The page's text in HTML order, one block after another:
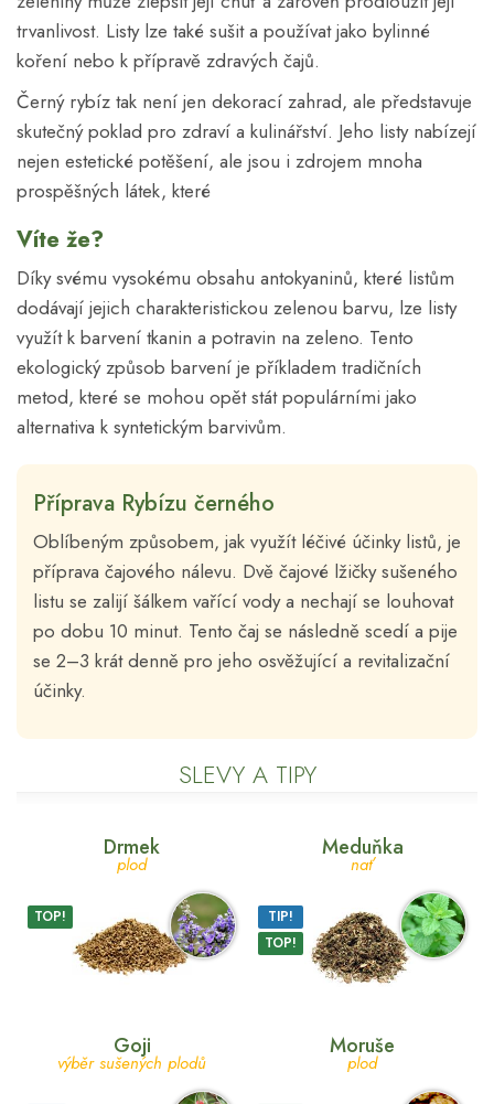
trvanlivost. Listy lze také sušit a používat jako bylinné
koření nebo k přípravě zdravých čajů.
Černý rybíz tak není jen dekorací zahrad, ale představuje
skutečný poklad pro zdraví a kulinářství. Jeho listy nabízejí
nejen estetické potěšení, ale jsou i zdrojem mnoha
prospěšných látek, které
Víte že?
Díky svému vysokému obsahu antokyaninů, které listům
dodávají jejich charakteristickou zelenou barvu, lze listy
využít k barvení tkanin a potravin na zeleno. Tento
ekologický způsob barvení je příkladem tradičních
metod, které se mohou opět stát populárními jako
alternativa k syntetickým barvivům.
Příprava Rybízu černého
Oblíbeným způsobem, jak využít léčivé účinky listů, je
příprava čajového nálevu. Dvě čajové lžičky sušeného
listu se zalijí šálkem vařící vody a nechají se louhovat
po dobu 10 minut. Tento čaj se následně scedí a pije
se 2–3 krát denně pro jeho osvěžující a revitalizační
účinky.
SLEVY A TIPY
Drmek
plod
TOP!
Meduňka
nať
TIP!
TOP!
Goji
výběr sušených plodů
Moruše
plod